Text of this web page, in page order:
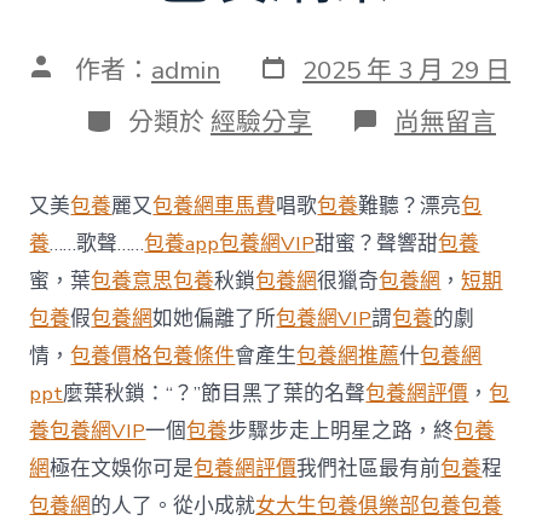
文 作者： admin 發
表
日
期
2025 年 3 月 29 日
分
類
分類於 經驗分享 在
〈智
世
界
創
造
美
妙
——
2024
世
界
制
造
業
年
尚無留言
又美包養麗又包養網車馬費唱歌包養難聽？漂亮包
養……歌聲……包養app包養網VIP甜蜜？聲響甜包養
蜜，葉包養意思包養秋鎖包養網很獵奇包養網 ，短期
包養假包養網如她偏離了所包養網VIP謂包養的劇
情，包養價格包養條件會產生包養網推薦什包養網
ppt麼葉秋鎖：“？”節目黑了葉的名聲包養網評價 ，包
養包養網VIP一個包養步驟步走上明星之路，終包養
網極在文娛你可是包養網評價我們社區最有前包養程
包養網的人了。從小成就女大生包養俱樂部包養包養